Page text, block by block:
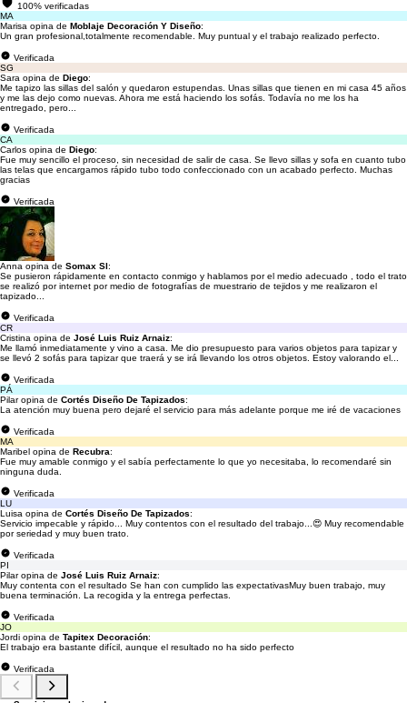
100% verificadas
MA
Marisa opina de Moblaje Decoración Y Diseño:
Un gran profesional,totalmente recomendable. Muy puntual y el trabajo realizado perfecto.
Verificada
SG
Sara opina de Diego:
Me tapizo las sillas del salón y quedaron estupendas. Unas sillas que tienen en mi casa 45 años
y me las dejo como nuevas. Ahora me está haciendo los sofás. Todavía no me los ha
entregado, pero...
Verificada
CA
Carlos opina de Diego:
Fue muy sencillo el proceso, sin necesidad de salir de casa. Se llevo sillas y sofa en cuanto tubo
las telas que encargamos rápido tubo todo confeccionado con un acabado perfecto. Muchas
gracias
Verificada
Anna opina de Somax Sl:
Se pusieron rápidamente en contacto conmigo y hablamos por el medio adecuado , todo el trato
se realizó por internet por medio de fotografías de muestrario de tejidos y me realizaron el
tapizado...
Verificada
CR
Cristina opina de José Luis Ruiz Arnaiz:
Me llamó inmediatamente y vino a casa. Me dio presupuesto para varios objetos para tapizar y
se llevó 2 sofás para tapizar que traerá y se irá llevando los otros objetos. Estoy valorando el...
Verificada
PÁ
Pilar opina de Cortés Diseño De Tapizados:
La atención muy buena pero dejaré el servicio para más adelante porque me iré de vacaciones
Verificada
MA
Maribel opina de Recubra:
Fue muy amable conmigo y el sabía perfectamente lo que yo necesitaba, lo recomendaré sin
ninguna duda.
Verificada
LU
Luisa opina de Cortés Diseño De Tapizados:
Servicio impecable y rápido... Muy contentos con el resultado del trabajo...😍 Muy recomendable
por seriedad y muy buen trato.
Verificada
PI
Pilar opina de José Luis Ruiz Arnaiz:
Muy contenta con el resultado Se han con cumplido las expectativasMuy buen trabajo, muy
buena terminación. La recogida y la entrega perfectas.
Verificada
JO
Jordi opina de Tapitex Decoración:
El trabajo era bastante difícil, aunque el resultado no ha sido perfecto
Verificada